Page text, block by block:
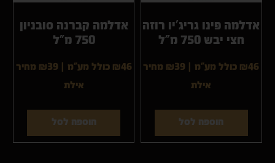
אדלמה פינו גריג’יו רוזה
חצי יבש 750 מ”ל
₪46 כולל מע"מ ₪39 מחיר
אילת
הוספה לסל
אדלמה קברנה סובניון
750 מ”ל
₪46 כולל מע"מ ₪39 מחיר
אילת
הוספה לסל